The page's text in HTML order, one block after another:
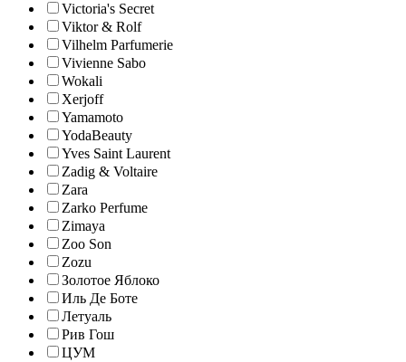
Victoria's Secret
Viktor & Rolf
Vilhelm Parfumerie
Vivienne Sabo
Wokali
Xerjoff
Yamamoto
YodaBeauty
Yves Saint Laurent
Zadig & Voltaire
Zara
Zarko Perfume
Zimaya
Zoo Son
Zozu
Золотое Яблоко
Иль Де Боте
Летуаль
Рив Гош
ЦУМ